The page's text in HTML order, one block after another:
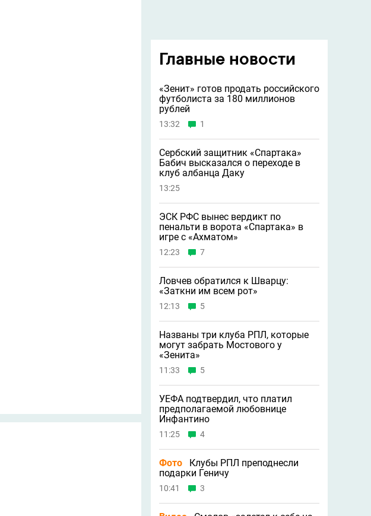
Главные новости
«Зенит» готов продать российского
футболиста за 180 миллионов
рублей
13:32 1
Сербский защитник «Спартака»
Бабич высказался о переходе в
клуб албанца Даку
13:25
ЭСК РФС вынес вердикт по
пенальти в ворота «Спартака» в
игре с «Ахматом»
12:23 7
Ловчев обратился к Шварцу:
«Заткни им всем рот»
12:13 5
Названы три клуба РПЛ, которые
могут забрать Мостового у
«Зенита»
11:33 5
УЕФА подтвердил, что платил
предполагаемой любовнице
Инфантино
11:25 4
Фото
Клубы РПЛ преподнесли
подарки Геничу
10:41 3